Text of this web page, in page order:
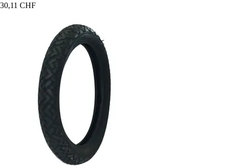
30,11 CHF